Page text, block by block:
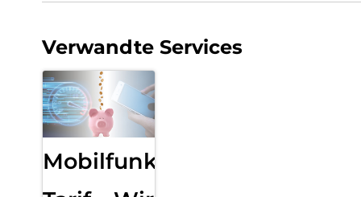
Verwandte Services
Mobilfunk